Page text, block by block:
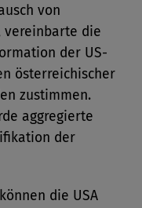
von
vereinbarte die
der US-
österreichischer
zustimmen.
aggregierte
der
die USA